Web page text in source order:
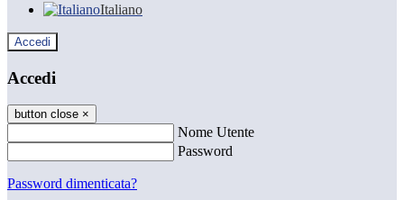
Italiano
Accedi
Accedi
button close ×
Nome Utente
Password
Password dimenticata?